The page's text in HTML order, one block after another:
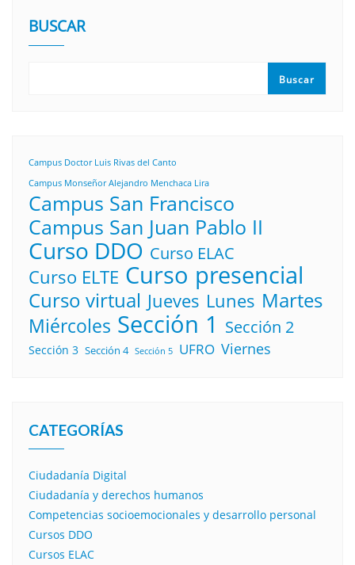
BUSCAR
Buscar
Campus Doctor Luis Rivas del Canto
Campus Monseñor Alejandro Menchaca Lira
Campus San Francisco
Campus San Juan Pablo II
Curso DDO Curso ELAC
Curso ELTE Curso presencial
Curso virtual Jueves Lunes Martes
Miércoles Sección 1 Sección 2
Sección 3 Sección 4 Sección 5 UFRO Viernes
CATEGORÍAS
Ciudadanía Digital
Ciudadanía y derechos humanos
Competencias socioemocionales y desarrollo personal
Cursos DDO
Cursos ELAC